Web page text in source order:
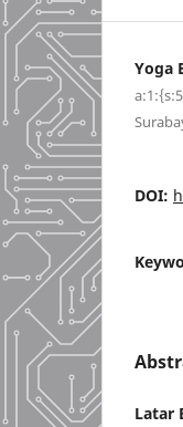
Yoga
DOI:
Latar